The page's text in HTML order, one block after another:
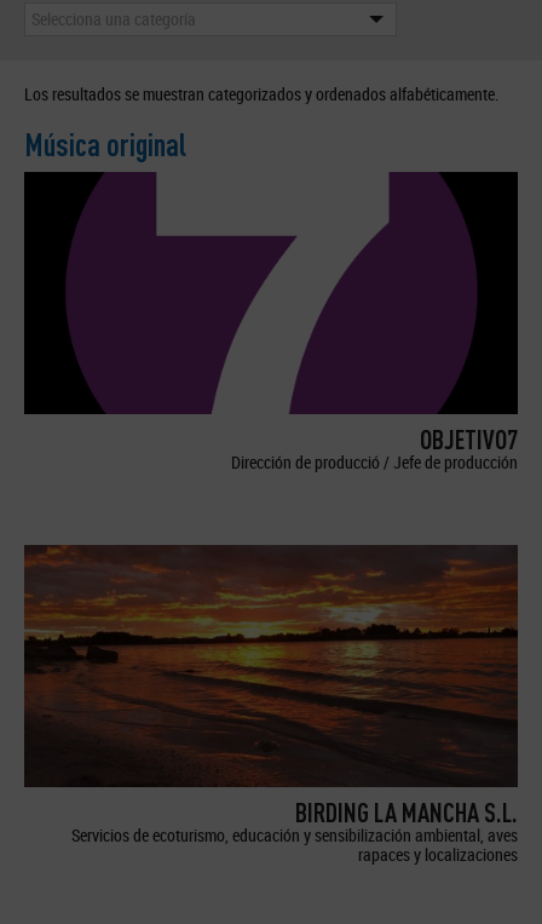
Selecciona una categoría
Los resultados se muestran categorizados y ordenados alfabéticamente.
Música original
OBJETIVO7
Dirección de producció / Jefe de producción
BIRDING LA MANCHA S.L.
Servicios de ecoturismo, educación y sensibilización ambiental, aves
rapaces y localizaciones